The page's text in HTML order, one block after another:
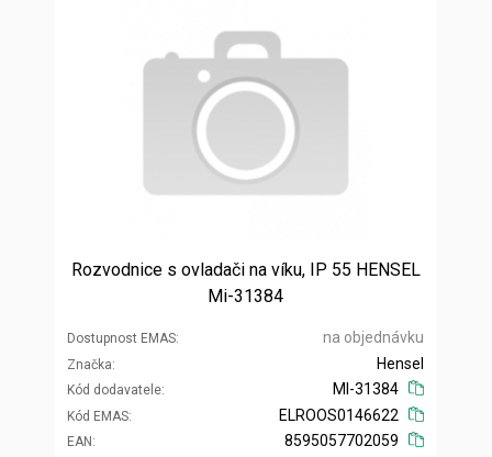
Rozvodnice s ovladači na víku, IP 55 HENSEL
Mi-31384
Dostupnost EMAS na objednávku
Značka
Kód dodavatele
Hensel
MI-31384
Kód EMAS
EAN
ELROOS0146622
8595057702059